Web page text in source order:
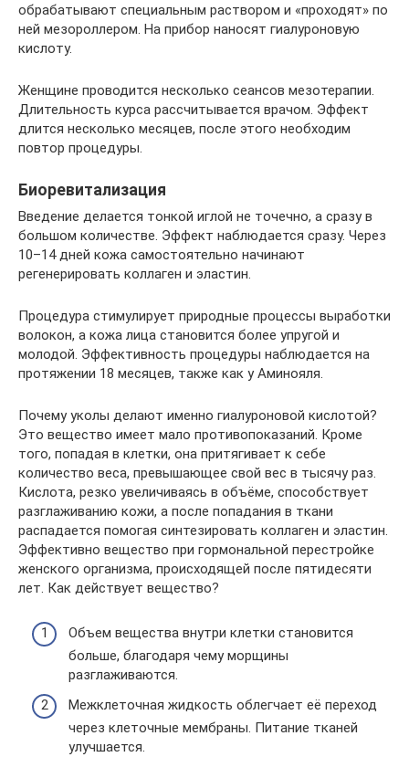
обрабатывают специальным раствором и «проходят» по
ней мезороллером. На прибор наносят гиалуроновую
кислоту.
Женщине проводится несколько сеансов мезотерапии.
Длительность курса рассчитывается врачом. Эффект
длится несколько месяцев, после этого необходим
повтор процедуры.
Биоревитализация
Введение делается тонкой иглой не точечно, а сразу в
большом количестве. Эффект наблюдается сразу. Через
10–14 дней кожа самостоятельно начинают
регенерировать коллаген и эластин.
Процедура стимулирует природные процессы выработки
волокон, а кожа лица становится более упругой и
молодой. Эффективность процедуры наблюдается на
протяжении 18 месяцев, также как у Аминояля.
Почему уколы делают именно гиалуроновой кислотой?
Это вещество имеет мало противопоказаний. Кроме
того, попадая в клетки, она притягивает к себе
количество веса, превышающее свой вес в тысячу раз.
Кислота, резко увеличиваясь в объёме, способствует
разглаживанию кожи, а после попадания в ткани
распадается помогая синтезировать коллаген и эластин.
Эффективно вещество при гормональной перестройке
женского организма, происходящей после пятидесяти
лет. Как действует вещество?
Объем вещества внутри клетки становится
больше, благодаря чему морщины
разглаживаются.
Межклеточная жидкость облегчает её переход
через клеточные мембраны. Питание тканей
улучшается.